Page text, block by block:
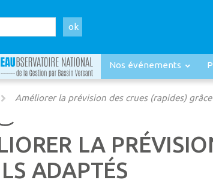
ok
Nos événements
Améliorer la prévision des crues (rapides)
LA
ADAPTÉS